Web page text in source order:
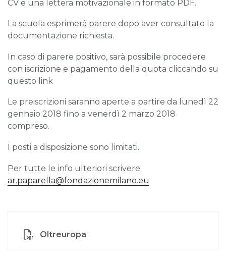
CV e una lettera motivazionale in formato PDF.
La scuola esprimerà parere dopo aver consultato la
documentazione richiesta.
In caso di parere positivo, sarà possibile procedere
con iscrizione e pagamento della quota cliccando su
questo link
Le preiscrizioni saranno aperte a partire da lunedì 22
gennaio 2018 fino a venerdì 2 marzo 2018
compreso.
I posti a disposizione sono limitati.
Per tutte le info ulteriori scrivere
ar.paparella@fondazionemilano.eu
Oltreuropa